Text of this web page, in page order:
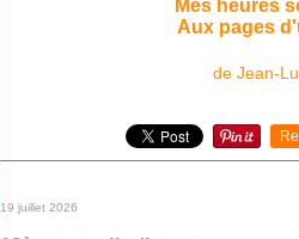
Mes heures
Aux pages
de Jean-
19 juillet 2026